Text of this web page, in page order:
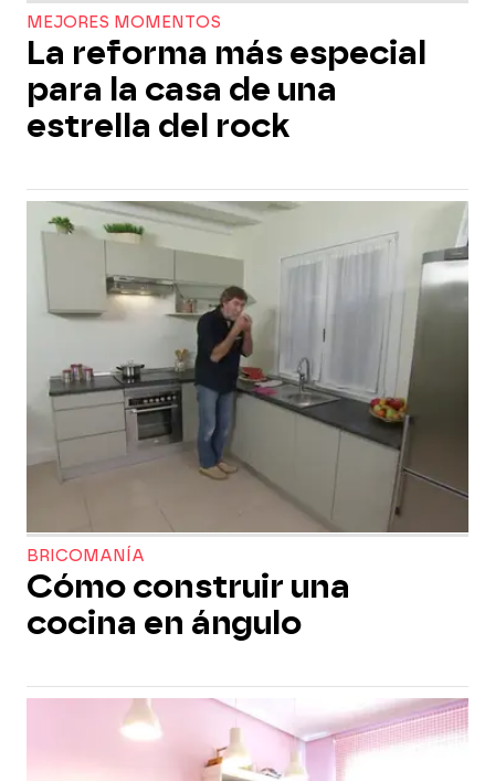
MEJORES MOMENTOS
La reforma más especial
para la casa de una
estrella del rock
BRICOMANÍA
Cómo construir una
cocina en ángulo